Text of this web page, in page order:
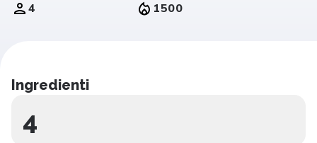
4
1500
Ingredienti
4